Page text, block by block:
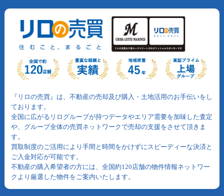
『リロの売買』は、不動産の売却及び購入・土地活用のお手伝いをし
ております。
全国に広がるリログループが持つデータやエリア需要を加味した査定
や、グループ全体の売買ネットワークで売却の支援をさせて頂きま
す。
買取制度のご活用により手間と時間をかけずにスピーディーな決済と
ご入金対応が可能です。
不動産の購入希望者の方には、全国約120店舗の物件情報ネットワー
クより厳選した物件をご案内いたします。